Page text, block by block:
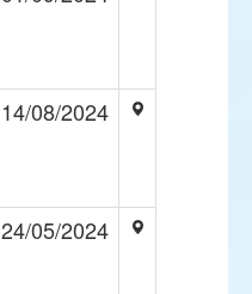
14/08/2024
24/05/2024